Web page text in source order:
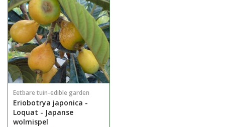
Eetbare tuin-edible garden
Eriobotrya japonica -
Loquat - Japanse
wolmispel